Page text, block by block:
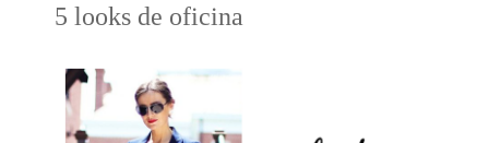
5 looks de oficina